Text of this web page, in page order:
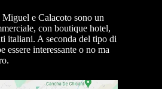
e Calacoto sono un
con boutique hotel,
italiani. A seconda del tipo di
essere interessante o no ma